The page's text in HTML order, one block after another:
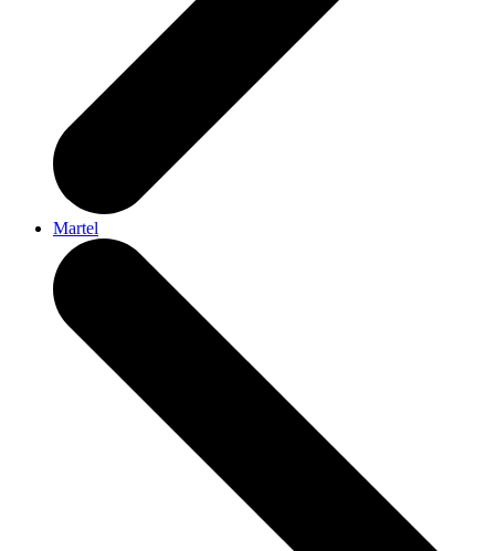
Martel